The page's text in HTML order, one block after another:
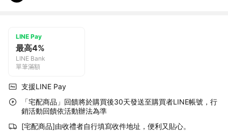
LINE Pay
最高4%
LINE Bank
單筆滿額
支援LINE Pay
「宅配商品」回饋將於購買後30天發送至購買者LINE帳號，行
銷活動回饋依活動辦法為準
[宅配商品]由收禮者自行填寫收件地址，便利又貼心。